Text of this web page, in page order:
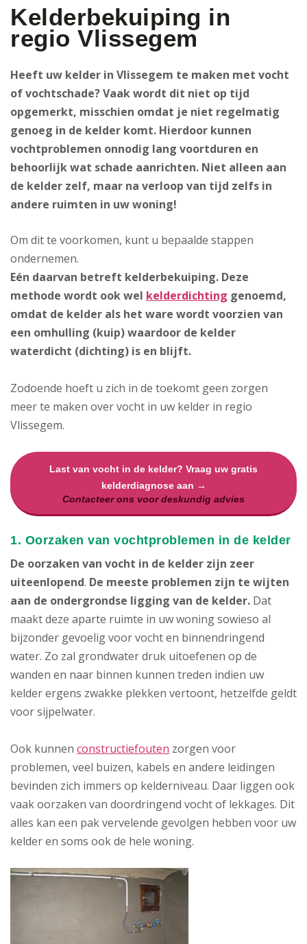
Kelderbekuiping in
regio Vlissegem
Heeft uw kelder in Vlissegem te maken met vocht
of vochtschade? Vaak wordt dit niet op tijd
opgemerkt, misschien omdat je niet regelmatig
genoeg in de kelder komt. Hierdoor kunnen
vochtproblemen onnodig lang voortduren en
behoorlijk wat schade aanrichten. Niet alleen aan
de kelder zelf, maar na verloop van tijd zelfs in
andere ruimten in uw woning!
Om dit te voorkomen, kunt u bepaalde stappen
ondernemen.
Eén daarvan betreft kelderbekuiping. Deze
methode wordt ook wel kelderdichting genoemd,
omdat de kelder als het ware wordt voorzien van
een omhulling (kuip) waardoor de kelder
waterdicht (dichting) is en blijft.
Zodoende hoeft u zich in de toekomt geen zorgen
meer te maken over vocht in uw kelder in regio
Vlissegem.
Last van vocht in de kelder? Vraag uw gratis
kelderdiagnose aan →
Contacteer ons voor deskundig advies
1. Oorzaken van vochtproblemen in de kelder
De oorzaken van vocht in de kelder zijn zeer
uiteenlopend. De meeste problemen zijn te wijten
aan de ondergrondse ligging van de kelder. Dat
maakt deze aparte ruimte in uw woning sowieso al
bijzonder gevoelig voor vocht en binnendringend
water. Zo zal grondwater druk uitoefenen op de
wanden en naar binnen kunnen treden indien uw
kelder ergens zwakke plekken vertoont, hetzelfde geldt
voor sijpelwater.
Ook kunnen constructiefouten zorgen voor
problemen, veel buizen, kabels en andere leidingen
bevinden zich immers op kelderniveau. Daar liggen ook
vaak oorzaken van doordringend vocht of lekkages. Dit
alles kan een pak vervelende gevolgen hebben voor uw
kelder en soms ook de hele woning.